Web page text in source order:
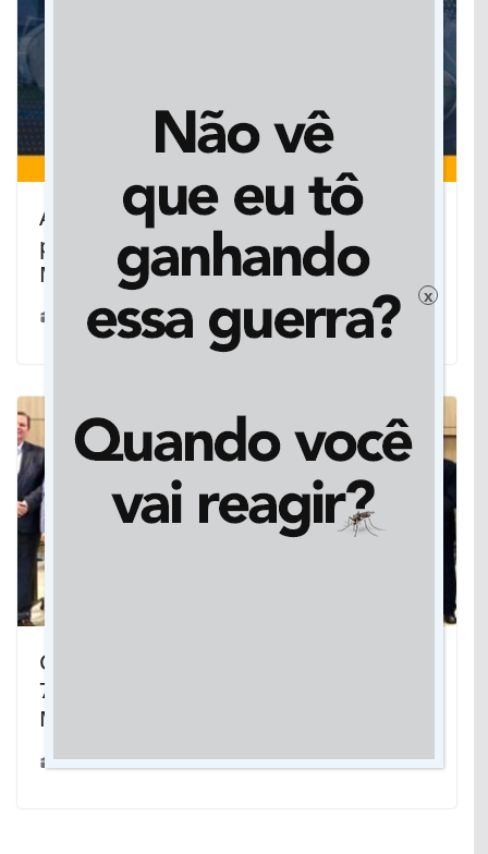
Assomasul alerta prefeituras para
prazo final de regularização fiscal no
MS
28/10/2022
Cemar participa da homenagem dos
70 anos da Escola Presbiteriana
Mackenzie Vital Brasil
25/11/2023
x